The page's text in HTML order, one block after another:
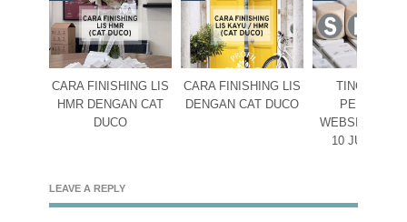
CARA FINISHING LIS
HMR DENGAN CAT
DUCO
CARA FINISHING LIS
DENGAN CAT DUCO
PERINGKAT
WEBSITE
10 JURUS
LEAVE A REPLY